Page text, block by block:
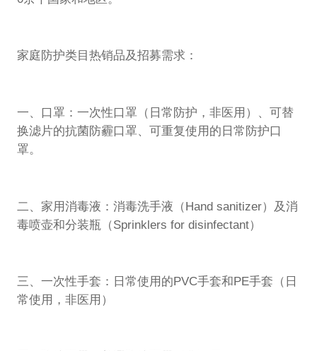
家庭防护类目热销品及招募需求：
一、口罩：一次性口罩（日常防护，非医用）、可替
换滤片的抗菌防霾口罩、可重复使用的日常防护口
罩。
二、家用消毒液：消毒洗手液（Hand sanitizer）及消
毒喷壶和分装瓶（Sprinklers for disinfectant）
三、一次性手套：日常使用的PVC手套和PE手套（日
常使用，非医用）